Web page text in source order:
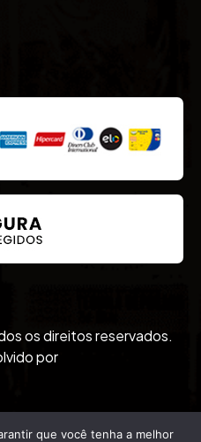
os direitos reservados.
por
que você tenha a melhor